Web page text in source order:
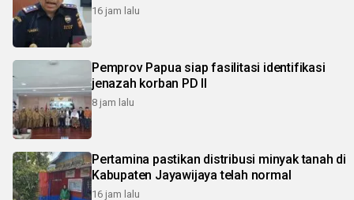
16 jam lalu
Pemprov Papua siap fasilitasi identifikasi
jenazah korban PD II
8 jam lalu
Pertamina pastikan distribusi minyak tanah di
Kabupaten Jayawijaya telah normal
16 jam lalu